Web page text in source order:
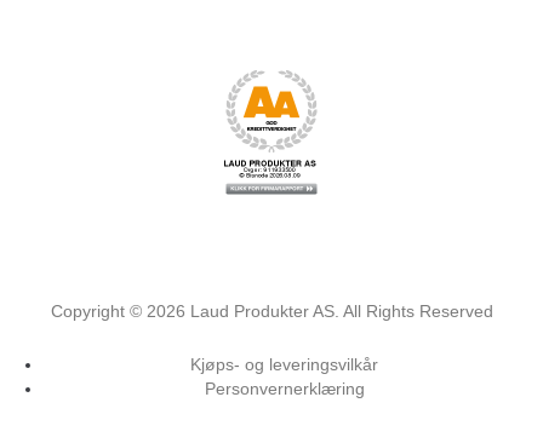
Copyright © 2026 Laud Produkter AS. All Rights Reserved
Kjøps- og leveringsvilkår
Personvernerklæring